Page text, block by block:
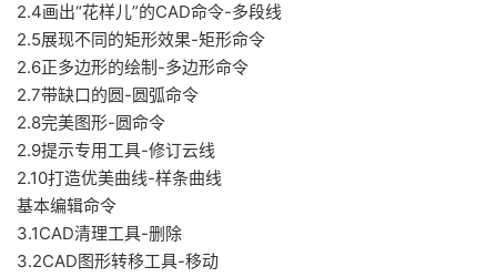
2.4画出“花样儿”的CAD命令-多段线
2.5展现不同的矩形效果-矩形命令
2.6正多边形的绘制-多边形命令
2.7带缺口的圆-圆弧命令
2.8完美图形-圆命令
2.9提示专用工具-修订云线
2.10打造优美曲线-样条曲线
基本编辑命令
3.1CAD清理工具-删除
3.2CAD图形转移工具-移动